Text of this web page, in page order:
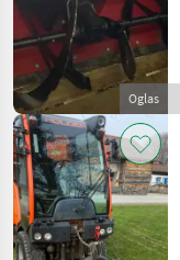
Hauer
Hydrac
Kahlbacher
Samasz
Pronar
Oglas